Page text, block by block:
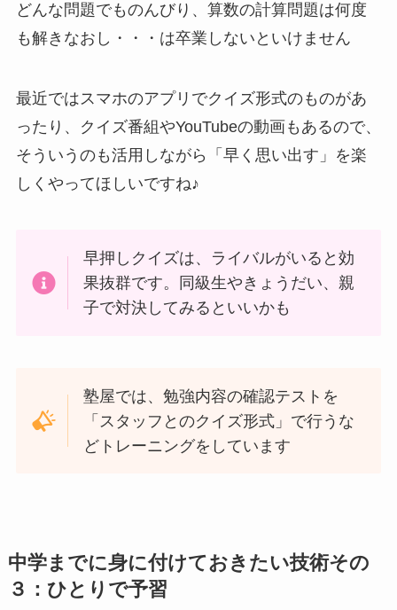
どんな問題でものんびり、算数の計算問題は何度
も解きなおし・・・は卒業しないといけません
最近ではスマホのアプリでクイズ形式のものがあ
ったり、クイズ番組やYouTubeの動画もあるので、
そういうのも活用しながら「早く思い出す」を楽
しくやってほしいですね♪
早押しクイズは、ライバルがいると効
果抜群です。同級生やきょうだい、親
子で対決してみるといいかも
塾屋では、勉強内容の確認テストを
「スタッフとのクイズ形式」で行うな
どトレーニングをしています
中学までに身に付けておきたい技術その
３：ひとりで予習